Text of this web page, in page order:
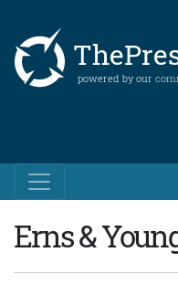
powered by our
Erns &